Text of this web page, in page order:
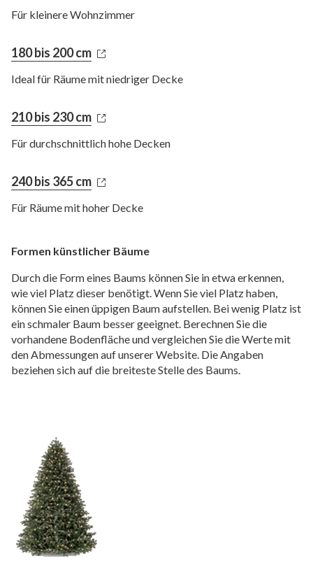
Für kleinere Wohnzimmer
180 bis 200 cm
Ideal für Räume mit niedriger Decke
210 bis 230 cm
Für durchschnittlich hohe Decken
240 bis 365 cm
Für Räume mit hoher Decke
Formen künstlicher Bäume
Durch die Form eines Baums können Sie in etwa erkennen,
wie viel Platz dieser benötigt. Wenn Sie viel Platz haben,
können Sie einen üppigen Baum aufstellen. Bei wenig Platz ist
ein schmaler Baum besser geeignet. Berechnen Sie die
vorhandene Bodenfläche und vergleichen Sie die Werte mit
den Abmessungen auf unserer Website. Die Angaben
beziehen sich auf die breiteste Stelle des Baums.